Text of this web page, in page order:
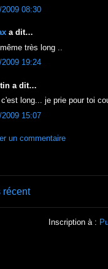
2009 08:30
a dit…
très long ..
2009 19:24
a dit…
long... je prie pour toi
2009 15:07
un commentaire
récent
Inscription à :